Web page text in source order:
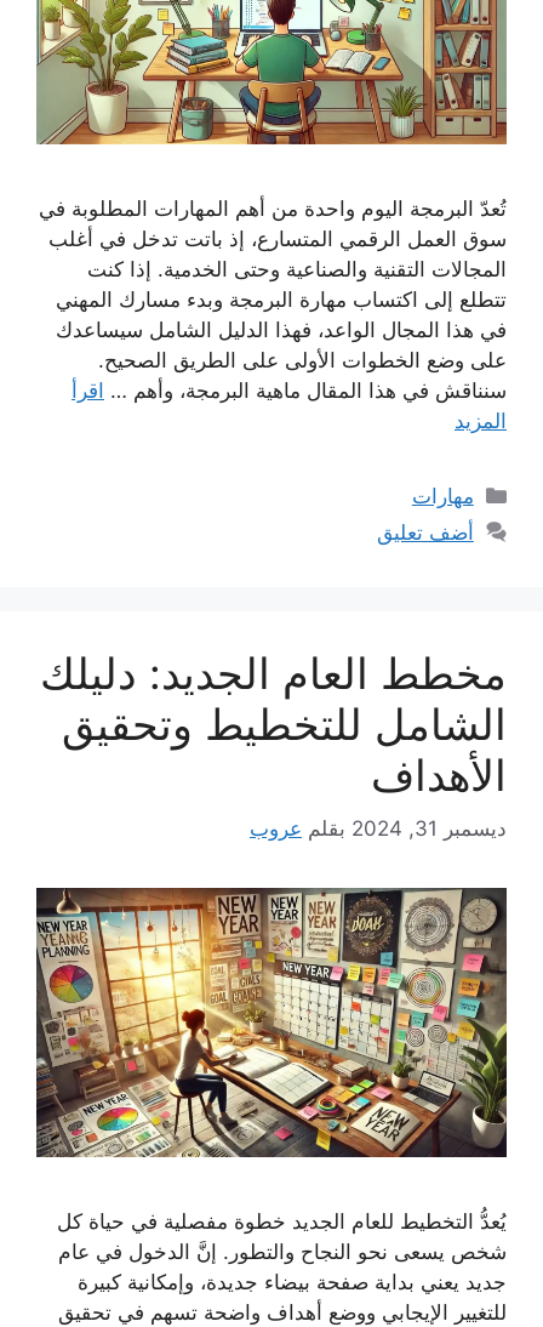
تُعدّ البرمجة اليوم واحدة من أهم المهارات المطلوبة في
سوق العمل الرقمي المتسارع، إذ باتت تدخل في أغلب
المجالات التقنية والصناعية وحتى الخدمية. إذا كنت
تتطلع إلى اكتساب مهارة البرمجة وبدء مسارك المهني
في هذا المجال الواعد، فهذا الدليل الشامل سيساعدك
على وضع الخطوات الأولى على الطريق الصحيح.
سنناقش في هذا المقال ماهية البرمجة، وأهم … اقرأ
المزيد
التصنيفات
مهارات
أضف تعليق
مخطط العام الجديد: دليلك
الشامل للتخطيط وتحقيق
الأهداف
ديسمبر 31, 2024 بقلم عروب
يُعدُّ التخطيط للعام الجديد خطوة مفصلية في حياة كل
شخص يسعى نحو النجاح والتطور. إنَّ الدخول في عام
جديد يعني بداية صفحة بيضاء جديدة، وإمكانية كبيرة
للتغيير الإيجابي ووضع أهداف واضحة تسهم في تحقيق